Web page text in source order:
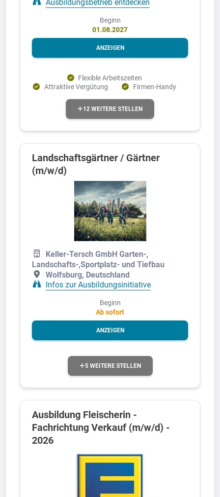
Ausbildungsbetrieb entdecken
Beginn
01.08.2027
ANZEIGEN
Flexible Arbeitszeiten
Attraktive Vergütung
Firmen-Handy
12 WEITERE STELLEN
Landschaftsgärtner / Gärtner
(m/w/d)
Keller-Tersch GmbH Garten-,
Landschafts-,Sportplatz- und Tiefbau
Wolfsburg, Deutschland
Infos zur Ausbildungsinitiative
Beginn
Ab sofort
ANZEIGEN
5 WEITERE STELLEN
Ausbildung Fleischerin -
Fachrichtung Verkauf (m/w/d) -
2026